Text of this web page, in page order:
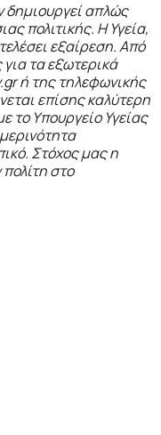
δημιουργεί απλώς
πολιτικής. Η Υγεία,
εξαίρεση. Από
τα εξωτερικά
ή της τηλεφωνικής
επίσης καλύτερη
το Υπουργείο Υγείας
Στόχος μας η
στο